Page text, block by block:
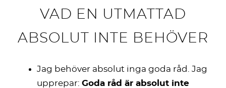
VAD EN UTMATTAD
ABSOLUT INTE BEHÖVER
Jag behöver absolut inga goda råd. Jag
upprepar: Goda råd är absolut inte